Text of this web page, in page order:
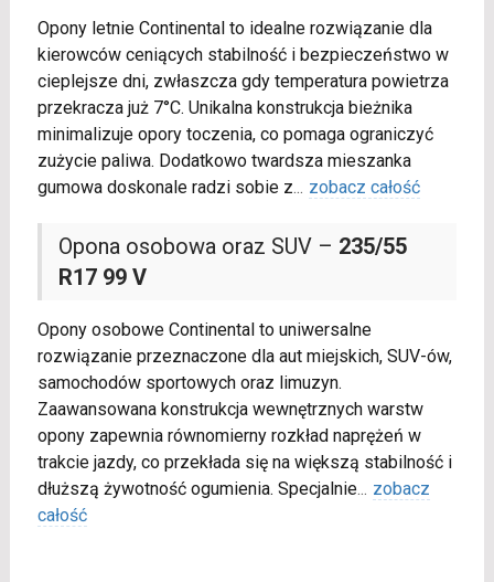
Opony letnie Continental to idealne rozwiązanie dla
kierowców ceniących stabilność i bezpieczeństwo w
cieplejsze dni, zwłaszcza gdy temperatura powietrza
przekracza już 7°C. Unikalna konstrukcja bieżnika
minimalizuje opory toczenia, co pomaga ograniczyć
zużycie paliwa. Dodatkowo twardsza mieszanka
gumowa doskonale radzi sobie z... zobacz całość
Opona osobowa oraz SUV – 235/55
R17 99 V
Opony osobowe Continental to uniwersalne
rozwiązanie przeznaczone dla aut miejskich, SUV-ów,
samochodów sportowych oraz limuzyn.
Zaawansowana konstrukcja wewnętrznych warstw
opony zapewnia równomierny rozkład naprężeń w
trakcie jazdy, co przekłada się na większą stabilność i
dłuższą żywotność ogumienia. Specjalnie... zobacz
całość